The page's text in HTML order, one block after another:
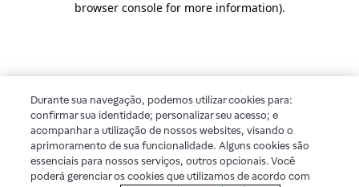
browser console for more information).
Durante sua navegação, podemos utilizar cookies para:
confirmar sua identidade; personalizar seu acesso; e
acompanhar a utilização de nossos websites, visando o
aprimoramento de sua funcionalidade. Alguns cookies são
essenciais para nossos serviços, outros opcionais. Você
poderá gerenciar os cookies que utilizamos de acordo com